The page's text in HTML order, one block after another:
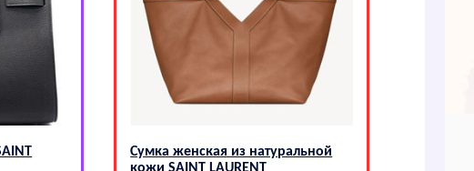
Сумка женская из натуральной